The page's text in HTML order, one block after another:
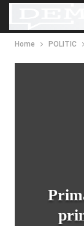
Home POLITIC